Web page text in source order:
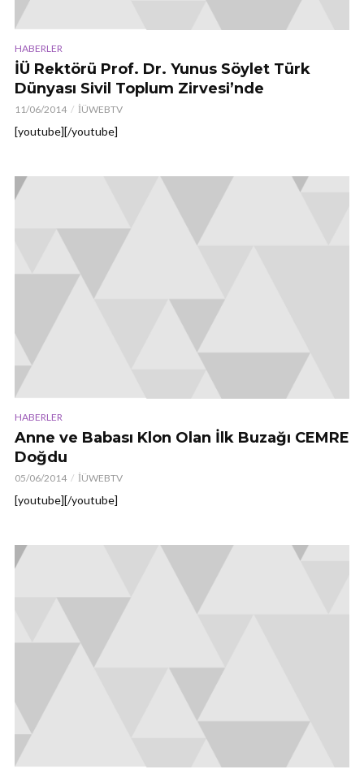
HABERLER
İÜ Rektörü Prof. Dr. Yunus Söylet Türk
Dünyası Sivil Toplum Zirvesi’nde
11/06/2014 İÜWEBTV
[youtube][/youtube]
HABERLER
Anne ve Babası Klon Olan İlk Buzağı CEMRE
Doğdu
05/06/2014 İÜWEBTV
[youtube][/youtube]